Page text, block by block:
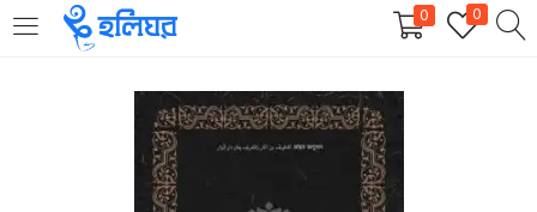
0 0
LOGIN REGISTER
Enter your username and password to login.